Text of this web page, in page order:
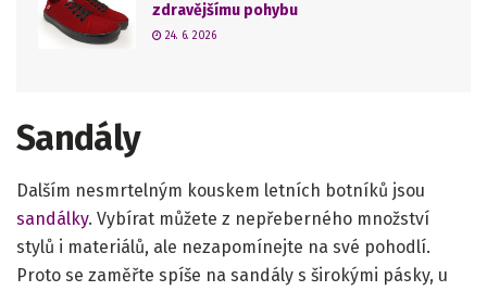
zdravějšímu pohybu
24. 6. 2026
Sandály
Dalším nesmrtelným kouskem letních botníků jsou
sandálky. Vybírat můžete z nepřeberného množství
stylů i materiálů, ale nezapomínejte na své pohodlí.
Proto se zaměřte spíše na sandály s širokými pásky, u